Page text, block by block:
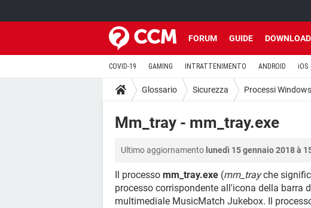
FORUM GUIDE DOWNLOAD
COVID-19 GAMING INTRATTENIMENTO ANDROID iOS
Glossario Sicurezza Processi Windows
Mm_tray - mm_tray.exe
Ultimo aggiornamento lunedì 15 gennaio 2018 à
Il processo mm_tray.exe (mm_trayche
processo corrispondente all'icona della barra
multimediale MusicMatch Jukebox. Il